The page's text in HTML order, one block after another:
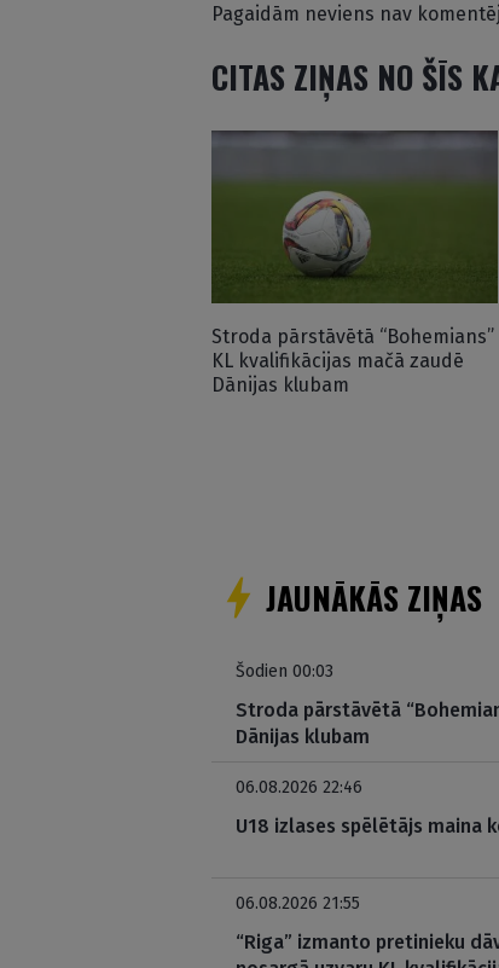
Pagaidām neviens nav
CITAS ZIŅAS NO ŠĪS
Stroda pārstāvētā “Bohemians”
KL kvalifikācijas mačā zaudē
Dānijas klubam
JAUNĀKĀS ZIŅAS
Šodien 00:03
Stroda pārstāvētā
Dānijas klubam
06.08.2026 22:46
U18 izlases spēlētājs maina
06.08.2026 21:55
“Riga” izmanto pretinieku